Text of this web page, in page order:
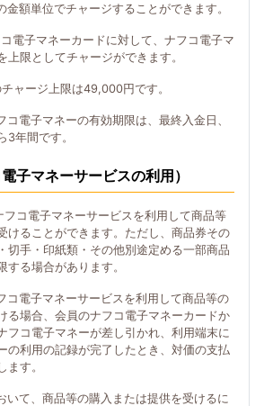
金額単位でチャージすることができます。
電子マネーカードに対して、ナフコ電子マ
限としてチャージができます。
ャージ上限は49,000円です。
コ電子マネーの有効期限は、最終入金日、
3年間です。
子マネーサービスの利用）
フコ電子マネーサービスを利用して商品等
けることができます。ただし、商品券その
切手・印紙類・その他別途定める一部商品
する場合があります。
コ電子マネーサービスを利用して商品等の
る場合、会員のナフコ電子マネーカードか
フコ電子マネーが差し引かれ、利用端末に
の利用の記録が完了したとき、対価の支払
ます。
いて、商品等の購入または提供を受けるに